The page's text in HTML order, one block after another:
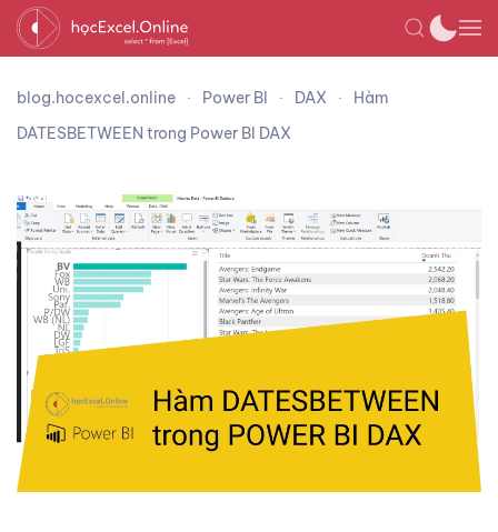
blog.hocexcel.online Power BI DAX
Hàm
DATESBETWEEN trong Power BI DAX